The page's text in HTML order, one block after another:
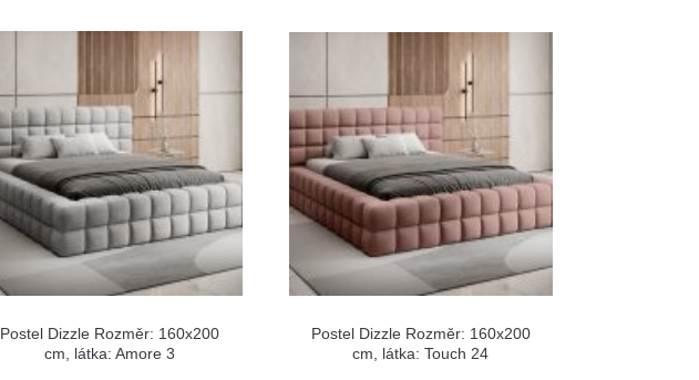
Postel Dizzle Rozměr: 160x200
cm, látka: Amore 3
Postel Dizzle Rozměr: 160x200
cm, látka: Touch 24